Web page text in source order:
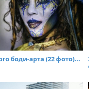
боди-арта (22 фото)...